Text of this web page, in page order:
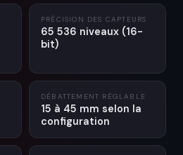
PRÉCISION DES CAPTEURS
65 536 niveaux (16-
bit)
DÉBATTEMENT RÉGLABLE
15 à 45 mm selon la
configuration